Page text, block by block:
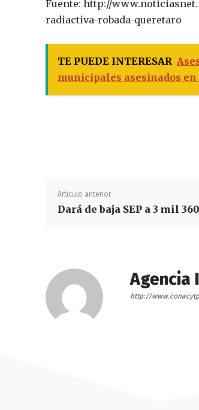
Fuente: http://
radiactiva-robada-queretaro
TE PUEDE INTERESAR
municipales asesinados
Artículo anterior
Dará de baja SEP a 3 mil
Agencia
http://